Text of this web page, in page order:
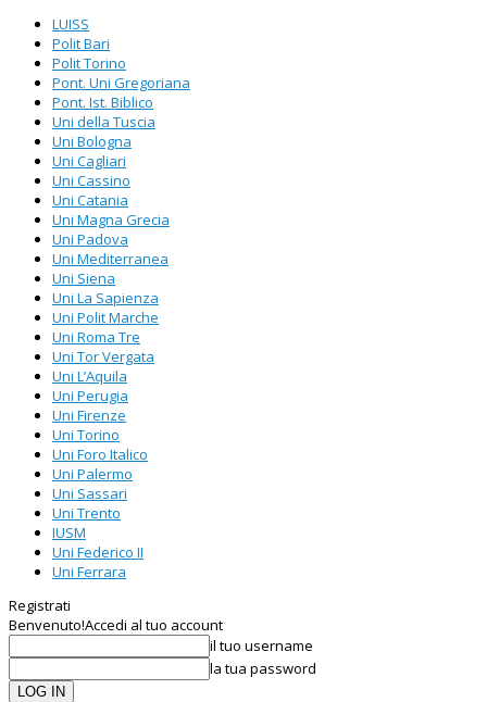
LUISS
Polit Bari
Polit Torino
Pont. Uni Gregoriana
Pont. Ist. Biblico
Uni della Tuscia
Uni Bologna
Uni Cagliari
Uni Cassino
Uni Catania
Uni Magna Grecia
Uni Padova
Uni Mediterranea
Uni Siena
Uni La Sapienza
Uni Polit Marche
Uni Roma Tre
Uni Tor Vergata
Uni L’Aquila
Uni Perugia
Uni Firenze
Uni Torino
Uni Foro Italico
Uni Palermo
Uni Sassari
Uni Trento
IUSM
Uni Federico II
Uni Ferrara
Registrati
Benvenuto!Accedi al tuo account
il tuo username
la tua password